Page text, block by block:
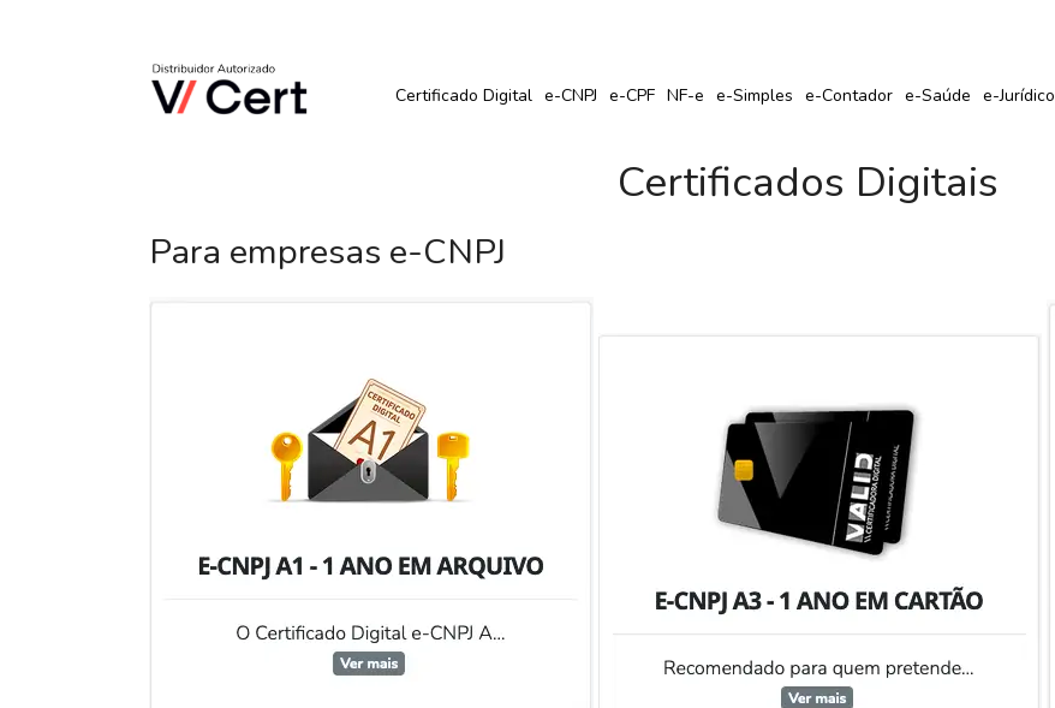
Certificado Digital e-CNPJ e-CPF NF-e e-Simples e-Contador e-Saúde e-Jurídico
Certificados Digitais
Para empresas e-CNPJ